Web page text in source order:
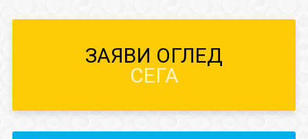
ЗАЯВИ ОГЛЕД
СЕГА